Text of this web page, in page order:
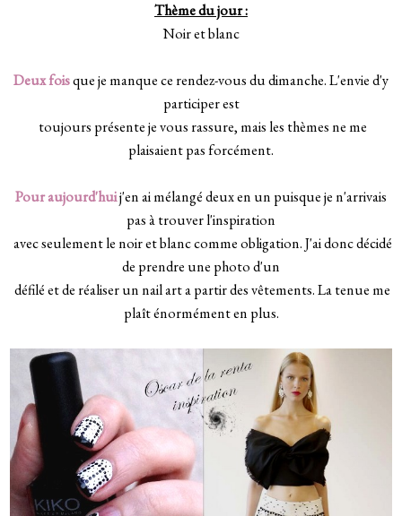
Thème du jour :
Noir et blanc
Deux foisque je manque ce rendez-vous du dimanche. L'envie d'y
participer est
toujours présente je vous rassure, mais les thèmes ne me
plaisaient pas forcément.
Pour aujourd'huij'en ai mélangé deux en un puisque je n'arrivais
pas à trouver l'inspiration
avec seulement le noir et blanc comme obligation. J'ai donc décidé
de prendre une photo d'un
défilé et de réaliser un nail art a partir des vêtements. La tenue me
plaît énormément en plus.